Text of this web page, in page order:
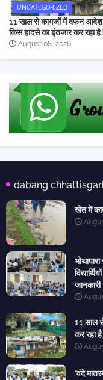
UNCATEGORIZED
11 साल से कागजों में दफन
किस हादसे का इंतजार कर रहा
August 08, 2026
dabang
खेत में
जानकारी
11 साल
कर रहा
‘वंदे